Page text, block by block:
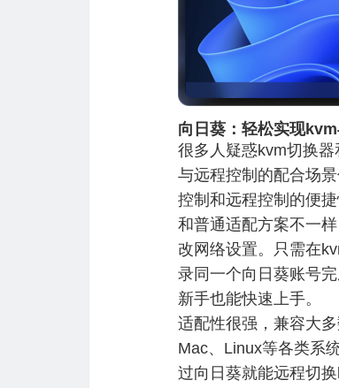
向日葵：轻松实现
很多人疑惑kvm切换
与远程控制的配合场
控制和远程控制的便
和普通适配方案不一
改网络设置。只需在
录同一个向日葵账号
新手也能快速上手。
适配性很强，兼容大
Mac、Linux等各类系
过向日葵就能远程切